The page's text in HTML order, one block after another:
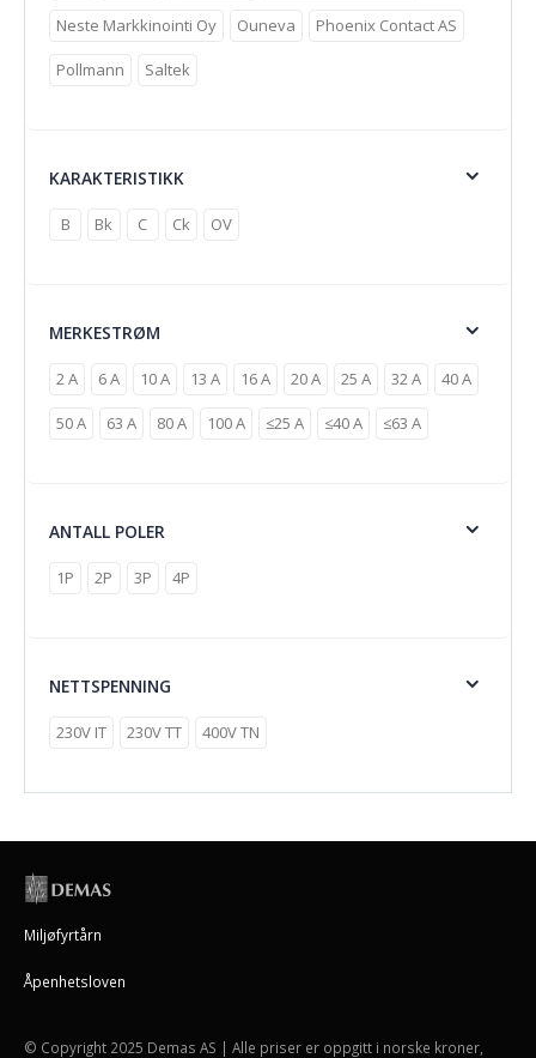
Neste Markkinointi Oy Ouneva Phoenix Contact AS
Pollmann Saltek
KARAKTERISTIKK
B Bk C Ck OV
MERKESTRØM
2 A 6 A 10 A 13 A 16 A 20 A 25 A 32 A 40 A
50 A 63 A 80 A 100 A ≤25 A ≤40 A ≤63 A
ANTALL POLER
1P 2P 3P 4P
NETTSPENNING
230V IT 230V TT 400V TN
Miljøfyrtårn
Åpenhetsloven
© Copyright 2025 Demas AS | Alle priser er oppgitt i norske kroner,